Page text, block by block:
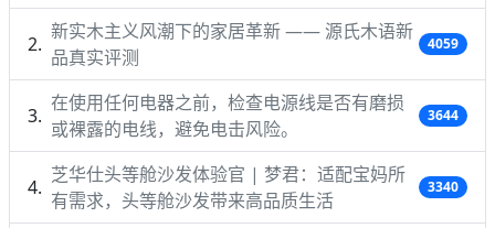
新实木主义风潮下的家居革新 —— 源氏木语新
品真实评测
4059
在使用任何电器之前，检查电源线是否有磨损
或裸露的电线，避免电击风险。
3644
芝华仕头等舱沙发体验官 | 梦君：适配宝妈所
有需求，头等舱沙发带来高品质生活
3340